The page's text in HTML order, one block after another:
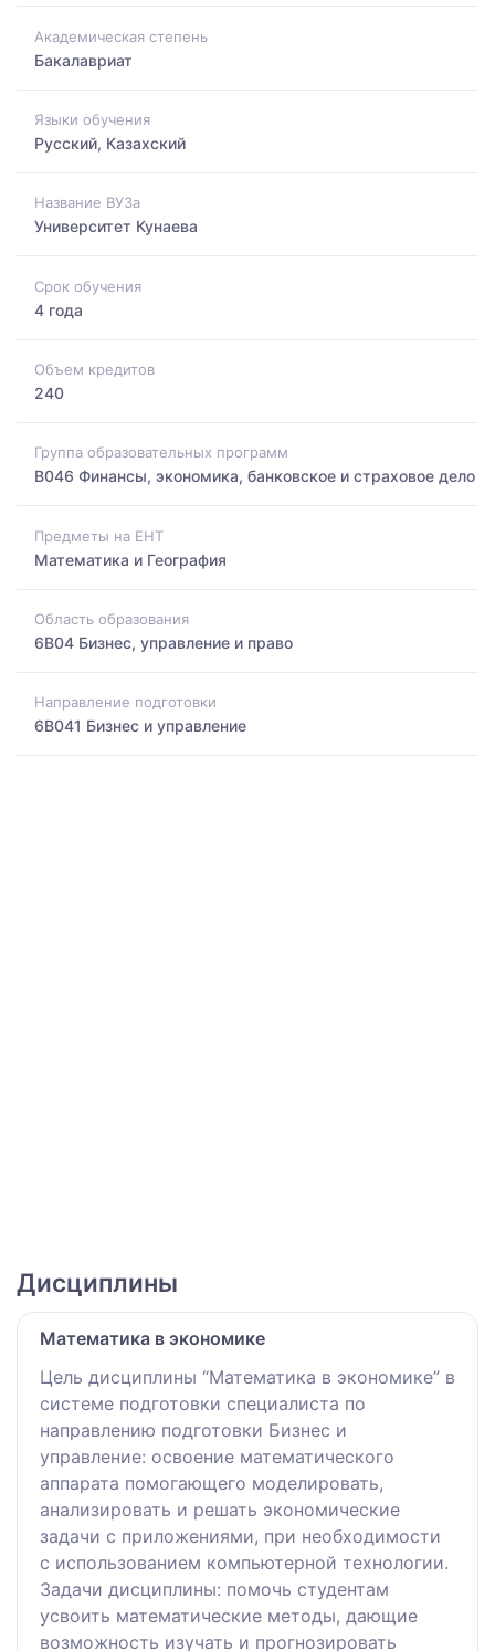
Академическая степень
Бакалавриат
Языки обучения
Русский, Казахский
Название ВУЗа
Университет Кунаева
Срок обучения
4 года
Объем кредитов
240
Группа образовательных программ
B046 Финансы, экономика, банковское и страховое дело
Предметы на ЕНТ
Математика и География
Область образования
6B04 Бизнес, управление и право
Направление подготовки
6B041 Бизнес и управление
Дисциплины
Математика в экономике
Цель дисциплины “Математика в экономике” в
системе подготовки специалиста по
направлению подготовки Бизнес и
управление: освоение математического
аппарата помогающего моделировать,
анализировать и решать экономические
задачи с приложениями, при необходимости
с использованием компьютерной технологии.
Задачи дисциплины: помочь студентам
усвоить математические методы, дающие
возможность изучать и прогнозировать